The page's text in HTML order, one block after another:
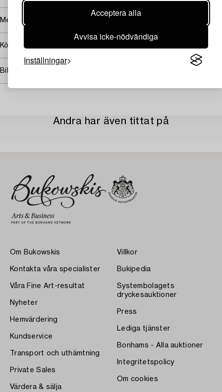
Acceptera alla
Avvisa icke-nödvändiga
Inställningar
Mer om Lisa Johansson-Pape
Köpinformation
Bildrättigheter
Andra har även tittat på
Om Bukowskis
Kontakta våra specialister
Våra Fine Art-resultat
Nyheter
Hemvärdering
Kundservice
Transport och uthämtning
Private Sales
Värdera & sälja
Villkor
Bukipedia
Systembolagets
dryckesauktioner
Press
Lediga tjänster
Bonhams - Alla auktioner
Integritetspolicy
Om cookies